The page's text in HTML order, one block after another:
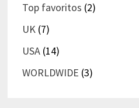
Top favoritos (2)
UK(7)
USA(14)
WORLDWIDE (3)